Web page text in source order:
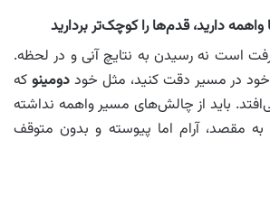
دارید، قدم‌ها را کوچک‌تر بردارید
است نه رسیدن به نتایچ آنی و در لحظه.
در مسیر دقت کنید، مثل خوددومینو که
باید از چالش‌های مسیر واهمه نداشته
مقصد، آرام اما پیوسته و بدون متوقف